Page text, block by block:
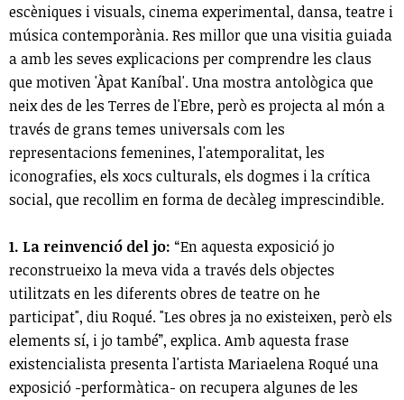
escèniques i visuals, cinema experimental, dansa, teatre i
música contemporània. Res millor que una visitia guiada
a amb les seves explicacions per comprendre les claus
que motiven 'Àpat Kaníbal'. Una mostra antològica que
neix des de les Terres de l'Ebre, però es projecta al món a
través de grans temes universals com les
representacions femenines, l'atemporalitat, les
iconografies, els xocs culturals, els dogmes i la crítica
social, que recollim en forma de decàleg imprescindible.
1. La reinvenció del jo: “En aquesta exposició jo
reconstrueixo la meva vida a través dels objectes
utilitzats en les diferents obres de teatre on he
participat", diu Roqué. "Les obres ja no existeixen, però els
elements sí, i jo també”, explica. Amb aquesta frase
existencialista presenta l'artista Mariaelena Roqué una
exposició -performàtica- on recupera algunes de les